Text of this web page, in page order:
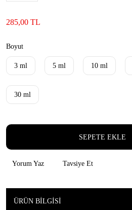
285,00 TL
Boyut
3 ml 5 ml 10 ml
30 ml
SEPETE EKLE
Yorum Yaz Tavsiye Et
ÜRÜN BILGISI